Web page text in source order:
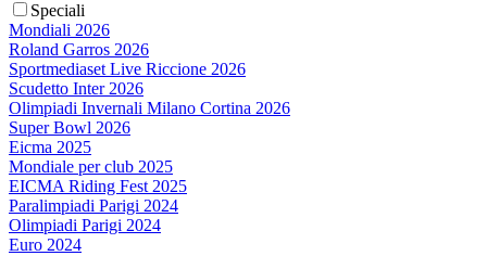
Speciali
Mondiali 2026
Roland Garros 2026
Sportmediaset Live Riccione 2026
Scudetto Inter 2026
Olimpiadi Invernali Milano Cortina 2026
Super Bowl 2026
Eicma 2025
Mondiale per club 2025
EICMA Riding Fest 2025
Paralimpiadi Parigi 2024
Olimpiadi Parigi 2024
Euro 2024